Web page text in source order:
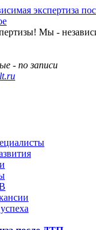
Мы -
- по записи